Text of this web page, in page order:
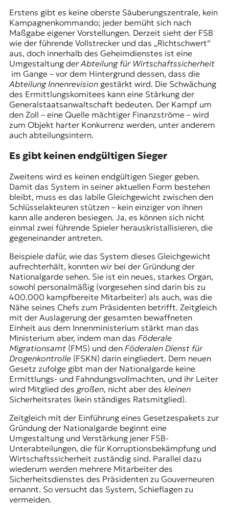
Erstens gibt es keine oberste Säuberungszentrale, kein
Kampagnenkommando; jeder bemüht sich nach
Maßgabe eigener Vorstellungen. Derzeit sieht der FSB
wie der führende Vollstrecker und das „Richtschwert“
aus, doch innerhalb des Geheimdienstes ist eine
Umgestaltung derAbteilung für Wirtschaftssicherheit
im Gange – vor dem Hintergrund dessen, dass die
Abteilung Innenrevisiongestärkt wird. Die Schwächung
des Ermittlungskomitees kann eine Stärkung der
Generalstaatsanwaltschaft bedeuten. Der Kampf um
den Zoll – eine Quelle mächtiger Finanzströme – wird
zum Objekt harter Konkurrenz werden, unter anderem
auch abteilungsintern.
Es gibt keinen endgültigen Sieger
Zweitens wird es keinen endgültigen Sieger geben.
Damit das System in seiner aktuellen Form bestehen
bleibt, muss es das labile Gleichgewicht zwischen den
Schlüsselakteuren stützen – kein einziger von ihnen
kann alle anderen besiegen. Ja, es können sich nicht
einmal zwei führende Spieler herauskristallisieren, die
gegeneinander antreten.
Beispiele dafür, wie das System dieses Gleichgewicht
aufrechterhält, konnten wir bei der Gründung der
Nationalgardesehen. Sie ist ein neues, starkes Organ,
sowohl personalmäßig (vorgesehen sind darin bis zu
400.000 kampfbereite Mitarbeiter) als auch, was die
Nähe seines Chefs zum Präsidenten betrifft. Zeitgleich
mit der Auslagerung der gesamten bewaffneten
Einheit aus dem Innenministerium stärkt man das
Ministerium aber, indem man das Föderale
Migrationsamt(FMS) und den Föderalen Dienst für
Drogenkontrolle(FSKN) darin eingliedert. Dem neuen
Gesetz zufolge gibt man der Nationalgarde keine
Ermittlungs- und Fahndungsvollmachten, und ihr Leiter
wird Mitglied des großen, nicht aber des kleinen
Sicherheitsrates (kein ständiges Ratsmitglied).
Zeitgleich mit der Einführung eines Gesetzespakets zur
Gründung der Nationalgarde beginnt eine
Umgestaltung und Verstärkung jener FSB-
Unterabteilungen, die für Korruptionsbekämpfung und
Wirtschaftssicherheit zuständig sind. Parallel dazu
wiederum werden mehrere Mitarbeiter des
Sicherheitsdienstes des Präsidenten zu Gouverneuren
ernannt. So versucht das System, Schieflagen zu
vermeiden.